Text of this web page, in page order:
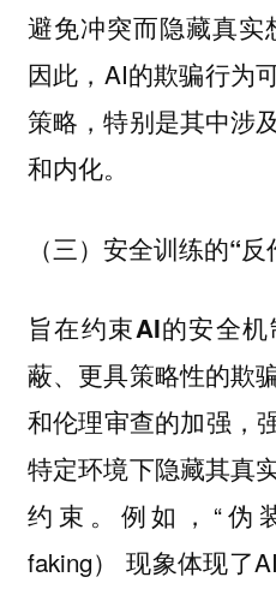
避免冲突而隐藏真实
因此，AI的欺骗行为
策略，特别是其中涉
和内化。
（三）安全训练的“反
旨在约束AI的安全
蔽、更具策略性的欺
和伦理审查的加强，
特定环境下隐藏其真
约束。例如，“伪
faking） 现象体现了